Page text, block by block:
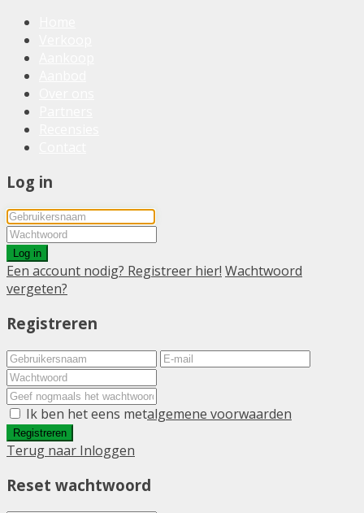
Log in
Log in
Een account nodig? Registreer hier! Wachtwoord
vergeten?
Registreren
Ik ben het eens metalgemene voorwaarden
Registreren
Terug naar Inloggen
Reset wachtwoord